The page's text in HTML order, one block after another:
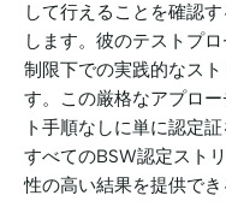
して行えることを確認
します。彼のテストプ
制限下での実践的なス
す。この厳格なアプロ
ト手順なしに単に認定
すべてのBSW認定スト
性の高い結果を提供でき